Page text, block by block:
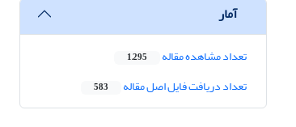
آمار
تعداد مشاهده مقاله 1,295
تعداد دریافت فایل اصل مقاله 583